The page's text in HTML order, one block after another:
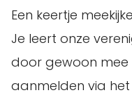
Een keertje
Je leert onze
door gewoon mee
aanmelden via